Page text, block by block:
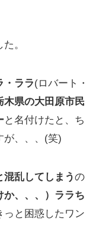
。
・ララ(ロバート・
木県の大田原市民
と名付けたと、ち
が、、、(笑)
乱してしまうの
か、、、）ララち
っと困惑したワン